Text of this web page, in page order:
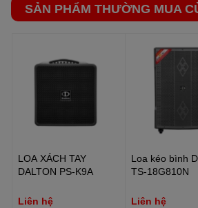
SẢN PHẨM THƯỜNG MUA
LOA XÁCH TAY
DALTON PS-K9A
Liên hệ
Loa kéo bình
TS-18G810N
Liên hệ